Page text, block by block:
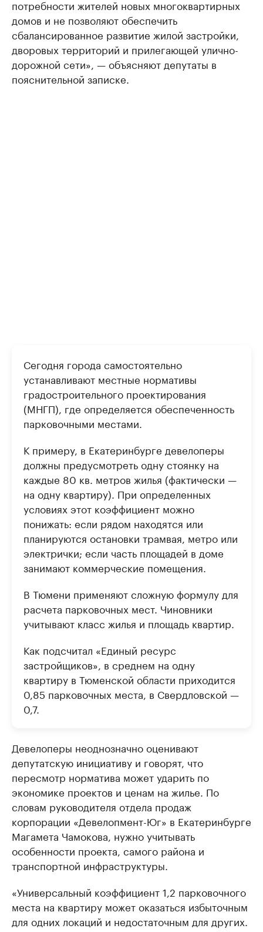
потребности жителей новых многоквартирных
домов и не позволяют обеспечить
сбалансированное развитие жилой застройки,
дворовых территорий и прилегающей улично-
дорожной сети», — объясняют депутаты в
пояснительной записке.
Сегодня города самостоятельно
устанавливают местные нормативы
градостроительного проектирования
(МНГП), где определяется обеспеченность
парковочными местами.
К примеру, в Екатеринбурге девелоперы
должны предусмотреть одну стоянку на
каждые 80 кв. метров жилья (фактически —
на одну квартиру). При определенных
условиях этот коэффициент можно
понижать: если рядом находятся или
планируются остановки трамвая, метро или
электрички; если часть площадей в доме
занимают коммерческие помещения.
В Тюмени применяют сложную формулу для
расчета парковочных мест. Чиновники
учитывают класс жилья и площадь квартир.
Как подсчитал «Единый ресурс
застройщиков», в среднем на одну
квартиру в Тюменской области приходится
0,85 парковочных места, в Свердловской —
0,7.
Девелоперы неоднозначно оценивают
депутатскую инициативу и говорят, что
пересмотр норматива может ударить по
экономике проектов и ценам на жилье. По
словам руководителя отдела продаж
корпорации «Девелопмент-Юг» в Екатеринбурге
Магамета Чамокова, нужно учитывать
особенности проекта, самого района и
транспортной инфраструктуры.
«Универсальный коэффициент 1,2 парковочного
места на квартиру может оказаться избыточным
для одних локаций и недостаточным для других.